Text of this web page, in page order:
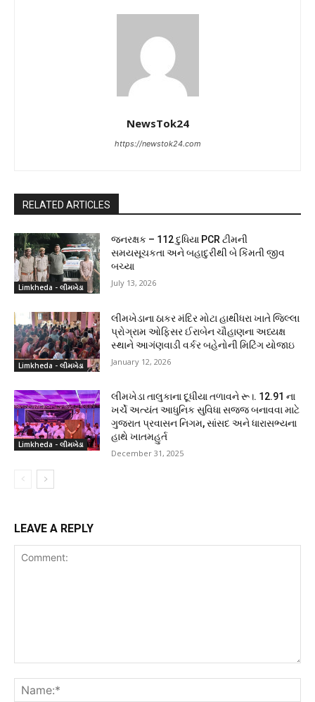
NewsTok24
https://newstok24.com
RELATED ARTICLES
Limkheda - લીમખેડા
જનરક્ષક – 112 દુધિયા PCR ટીમની
સમયસૂચકતા અને બહાદુરીથી બે કિંમતી જીવ
બચ્યા
July 13, 2026
Limkheda - લીમખેડા
લીમખેડાના ઠાકર મંદિર મોટા હાથીધરા ખાતે જિલ્લા
પ્રોગ્રામ ઓફિસર ઈરાબેન ચૌહાણના અધ્યક્ષ
સ્થાને આગંણવાડી વર્કર બહેનોની મિટિંગ યોજાઇ
January 12, 2026
Limkheda - લીમખેડા
લીમખેડા તાલુકાના દૂધીયા તળાવને રૂ।. 12.91 ના
ખર્ચે અત્યંત આધુનિક સુવિધા સજ્જ બનાવવા માટે
ગુજરાત પ્રવાસન નિગમ, સાંસદ અને ધારાસભ્યના
હાથે ખાતમહુર્ત
December 31, 2025
LEAVE A REPLY